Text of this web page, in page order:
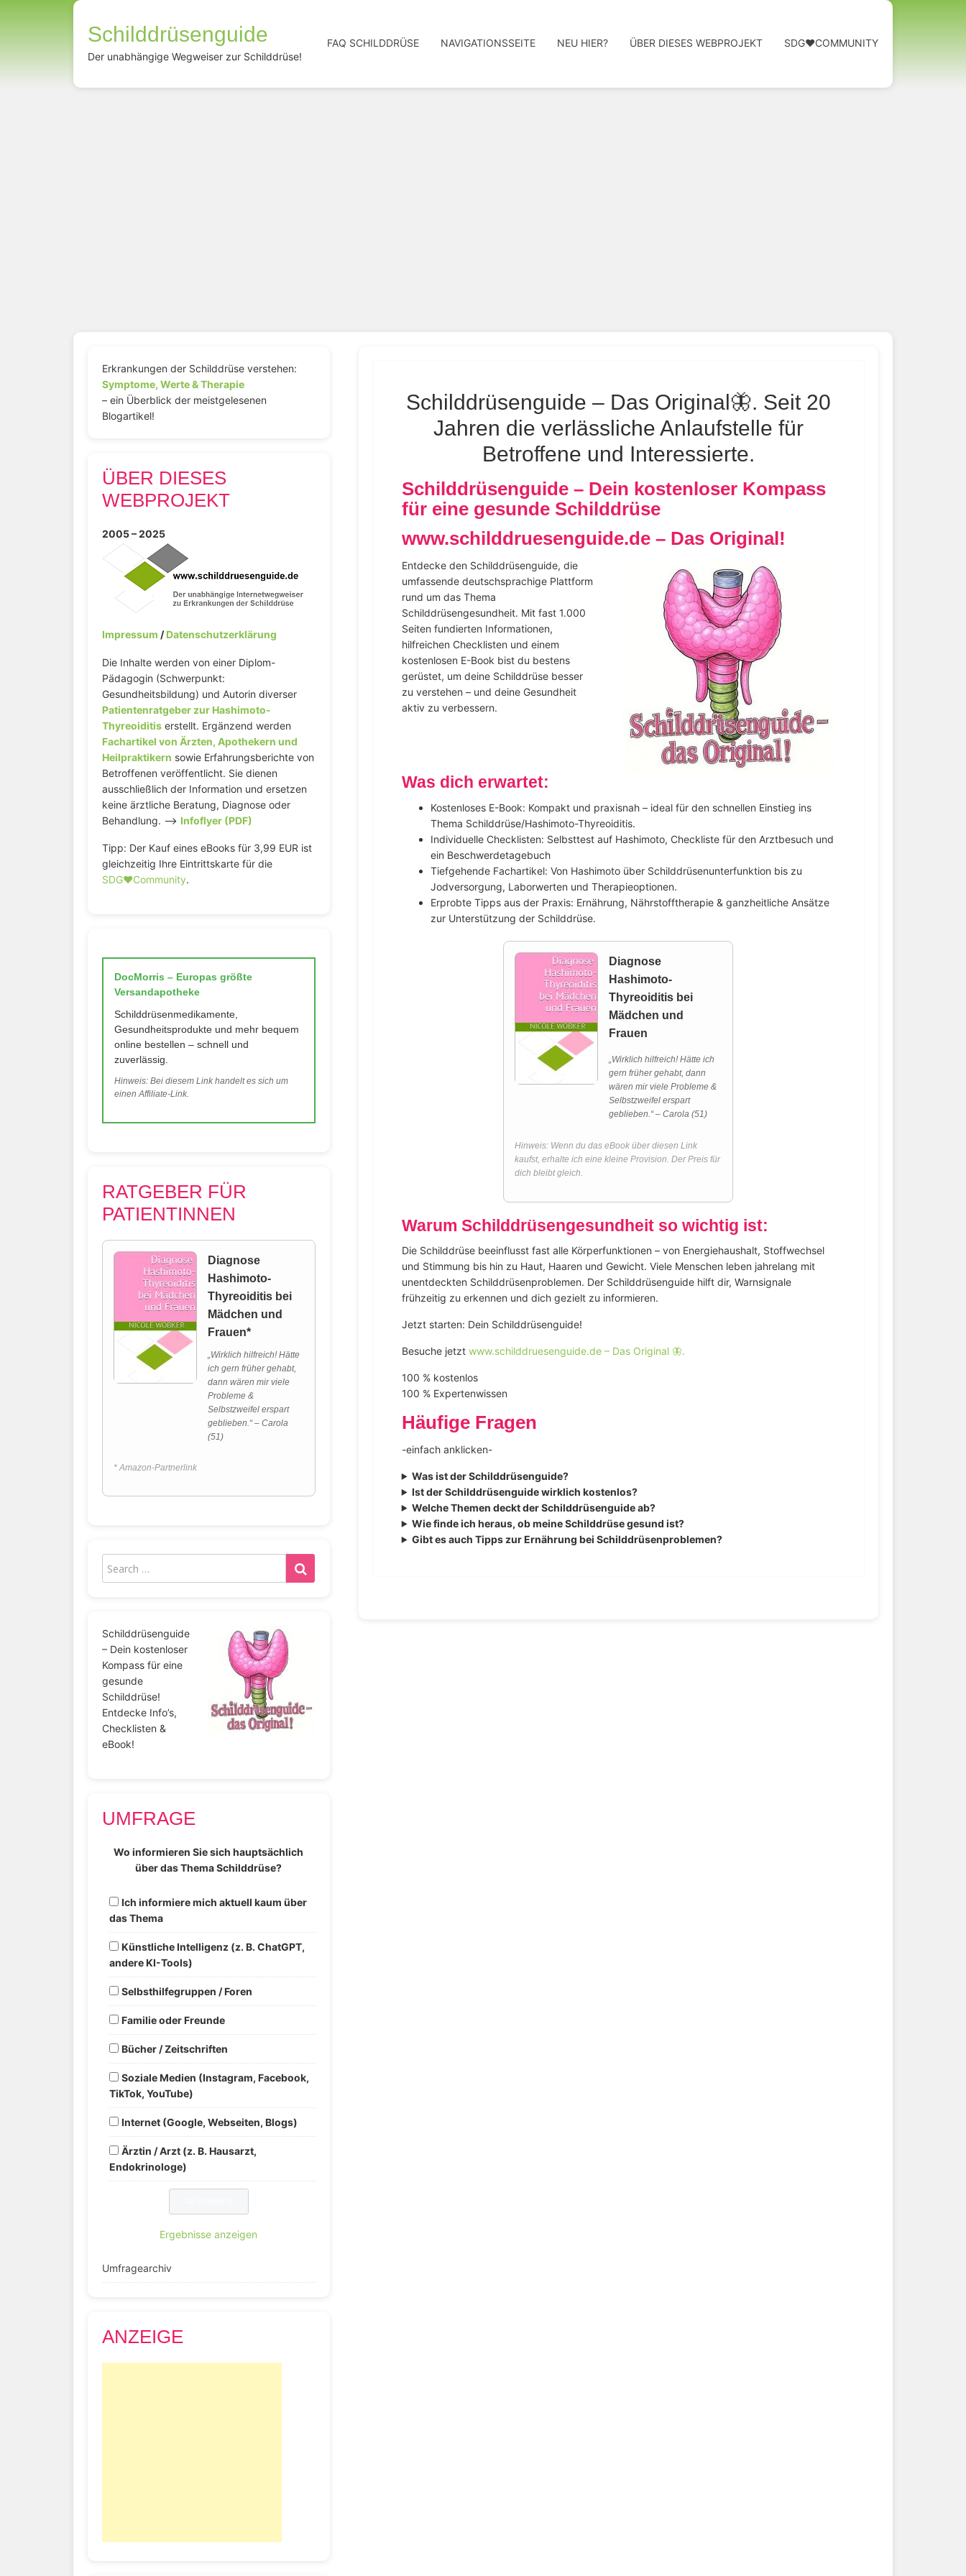
Schilddrüsenguide
Der unabhängige Wegweiser zur Schilddrüse!
FAQ SCHILDDRÜSE NAVIGATIONSSEITE NEU HIER? ÜBER DIESES WEBPROJEKT SDG❤️COMMUNITY
Schilddrüsenguide – Das Original🦋. Seit 20
Jahren die verlässliche Anlaufstelle für
Betroffene und Interessierte.
Schilddrüsenguide – Dein kostenloser Kompass
für eine gesunde Schilddrüse
www.schilddruesenguide.de – Das Original!
Entdecke den Schilddrüsenguide, die
umfassende deutschsprachige Plattform
rund um das Thema
Schilddrüsengesundheit. Mit fast 1.000
Seiten fundierten Informationen,
hilfreichen Checklisten und einem
kostenlosen E-Book bist du bestens
gerüstet, um deine Schilddrüse besser
zu verstehen – und deine Gesundheit
aktiv zu verbessern.
Was dich erwartet:
Kostenloses E-Book: Kompakt und praxisnah – ideal für den schnellen Einstieg ins
Thema Schilddrüse/Hashimoto-Thyreoiditis.
Individuelle Checklisten: Selbsttest auf Hashimoto, Checkliste für den Arztbesuch und
ein Beschwerdetagebuch
Tiefgehende Fachartikel: Von Hashimoto über Schilddrüsenunterfunktion bis zu
Jodversorgung, Laborwerten und Therapieoptionen.
Erprobte Tipps aus der Praxis: Ernährung, Nährstofftherapie & ganzheitliche Ansätze
zur Unterstützung der Schilddrüse.
Diagnose
Hashimoto-
Thyreoiditis bei
Mädchen und
Frauen
„Wirklich hilfreich! Hätte ich
gern früher gehabt, dann
wären mir viele Probleme &
Selbstzweifel erspart
geblieben.“ – Carola (51)
Hinweis: Wenn du das eBook über diesen Link
kaufst, erhalte ich eine kleine Provision. Der Preis für
dich bleibt gleich.
Warum Schilddrüsengesundheit so wichtig ist:
Die Schilddrüse beeinflusst fast alle Körperfunktionen – von Energiehaushalt, Stoffwechsel
und Stimmung bis hin zu Haut, Haaren und Gewicht. Viele Menschen leben jahrelang mit
unentdeckten Schilddrüsenproblemen. Der Schilddrüsenguide hilft dir, Warnsignale
frühzeitig zu erkennen und dich gezielt zu informieren.
Jetzt starten: Dein Schilddrüsenguide!
Besuche jetzt www.schilddruesenguide.de – Das Original 🦋.
100 % kostenlos
100 % Expertenwissen
Häufige Fragen
-einfach anklicken-
Was ist der Schilddrüsenguide?
Ist der Schilddrüsenguide wirklich kostenlos?
Welche Themen deckt der Schilddrüsenguide ab?
Wie finde ich heraus, ob meine Schilddrüse gesund ist?
Gibt es auch Tipps zur Ernährung bei Schilddrüsenproblemen?
Erkrankungen der Schilddrüse verstehen:
Symptome, Werte & Therapie
– ein Überblick der meistgelesenen
Blogartikel!
ÜBER DIESES
WEBPROJEKT
2005 – 2025
Impressum /Datenschutzerklärung
Die Inhalte werden von einer Diplom-
Pädagogin (Schwerpunkt:
Gesundheitsbildung) und Autorin diverser
Patientenratgeber zur Hashimoto-
Thyreoiditis erstellt. Ergänzend werden
Fachartikel von Ärzten, Apothekern und
Heilpraktikern sowie Erfahrungsberichte von
Betroffenen veröffentlicht. Sie dienen
ausschließlich der Information und ersetzen
keine ärztliche Beratung, Diagnose oder
Behandlung. –> Infoflyer (PDF)
Tipp: Der Kauf eines eBooks für 3,99 EUR ist
gleichzeitig Ihre Eintrittskarte für die
SDG♥️Community.
DocMorris – Europas größte
Versandapotheke
Schilddrüsenmedikamente,
Gesundheitsprodukte und mehr bequem
online bestellen – schnell und
zuverlässig.
Hinweis: Bei diesem Link handelt es sich um
einen Affiliate-Link.
RATGEBER FÜR
PATIENTINNEN
Diagnose
Hashimoto-
Thyreoiditis bei
Mädchen und
Frauen*
„Wirklich hilfreich! Hätte
ich gern früher gehabt,
dann wären mir viele
Probleme &
Selbstzweifel erspart
geblieben.“ – Carola
(51)
* Amazon-Partnerlink
Schilddrüsenguide
– Dein kostenloser
Kompass für eine
gesunde
Schilddrüse!
Entdecke Info’s,
Checklisten &
eBook!
UMFRAGE
Wo informieren Sie sich hauptsächlich
über das Thema Schilddrüse?
Ich informiere mich aktuell kaum über
das Thema
Künstliche Intelligenz (z. B. ChatGPT,
andere KI-Tools)
Selbsthilfegruppen / Foren
Familie oder Freunde
Bücher / Zeitschriften
Soziale Medien (Instagram, Facebook,
TikTok, YouTube)
Internet (Google, Webseiten, Blogs)
Ärztin / Arzt (z. B. Hausarzt,
Endokrinologe)
Ergebnisse anzeigen
Umfragearchiv
ANZEIGE